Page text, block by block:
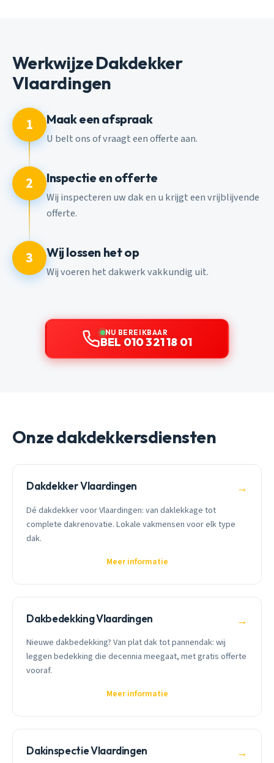
Werkwijze Dakdekker
Vlaardingen
1 Maak een afspraak
U belt ons of vraagt een offerte aan.
2 Inspectie en offerte
Wij inspecteren uw dak en u krijgt een vrijblijvende
offerte.
3 Wij lossen het op
Wij voeren het dakwerk vakkundig uit.
NU BEREIKBAAR
BEL 010 321 18 01
Onze dakdekkersdiensten
Dakdekker Vlaardingen →
Dé dakdekker voor Vlaardingen: van daklekkage tot
complete dakrenovatie. Lokale vakmensen voor elk type
dak.
Meer informatie
Dakbedekking Vlaardingen →
Nieuwe dakbedekking? Van plat dak tot pannendak: wij
leggen bedekking die decennia meegaat, met gratis offerte
vooraf.
Meer informatie
Dakinspectie Vlaardingen →